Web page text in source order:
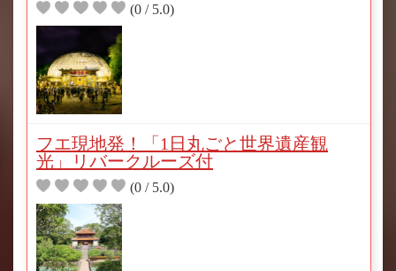
(0 / 5.0)
フエ現地発！「1日丸ごと世界遺産観
光」リバークルーズ付
(0 / 5.0)